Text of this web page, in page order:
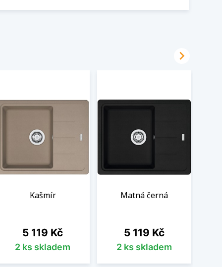
Kašmír
Cena
5 119 Kč
2 ks skladem
Matná černá
Cena
5 119 Kč
2 ks skladem
